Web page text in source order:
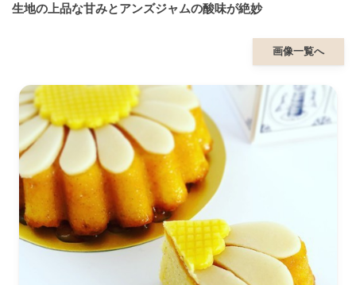
生地の上品な甘みとアンズジャムの酸味が絶妙
画像一覧へ